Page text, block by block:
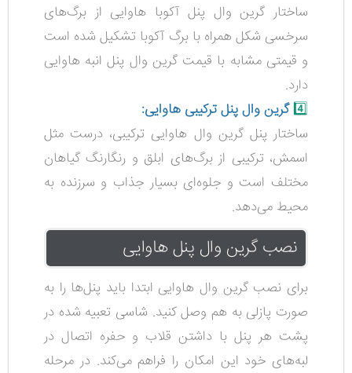
ساختار گرین وال پنل آکوبا هاوایی از برگ‌های
سرخسی شکل همراه با برگ آکوبا تشکیل شده است
و قیمتی مشابه با قیمت گرین وال پنل انبه هاوایی
دارد.
4️⃣گرین وال پنل ترکیبی هاوایی:
ساختار پنل گرین وال هاوایی ترکیبی، درست مثل
اسمش، ترکیبی از برگ‌های ابلق و رنگارنگ گیاهان
مختلف است و جلوه‌ای بسیار جذاب و سرزنده به
محیط می‌دهد.
نصب گرین وال پنل هاوایی
برای نصب گرین وال هاوایی ابتدا باید پنل‌ها را به
صورت پازلی به هم وصل کنید. شاسی تعبیه شده در
پشت هر پنل با داشتن قلاب و حفره اتصال در
لبه‌های خود این امکان را فراهم می‌کند.در مرحله